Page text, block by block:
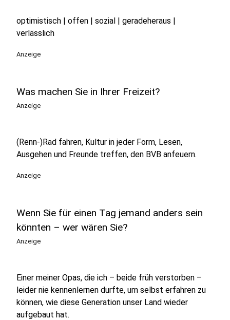
optimistisch | offen | sozial | geradeheraus |
verlässlich
Anzeige
Was machen Sie in Ihrer Freizeit?
Anzeige
(Renn-)Rad fahren, Kultur in jeder Form, Lesen,
Ausgehen und Freunde treffen, den BVB anfeuern.
Anzeige
Wenn Sie für einen Tag jemand anders sein
könnten – wer wären Sie?
Anzeige
Einer meiner Opas, die ich – beide früh verstorben –
leider nie kennenlernen durfte, um selbst erfahren zu
können, wie diese Generation unser Land wieder
aufgebaut hat.